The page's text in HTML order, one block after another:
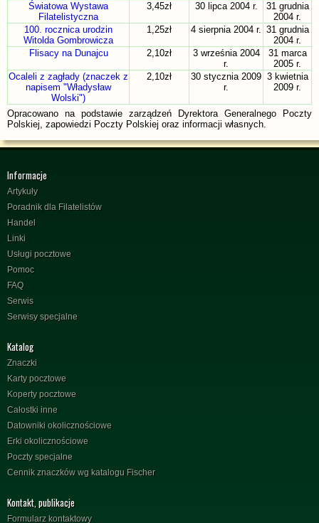
Światowa Wystawa
Filatelistyczna
3,45zł 30 lipca 2004 r.
31 grudnia
2004 r.
100. rocznica urodzin
Witolda Gombrowicza
1,25zł 4 sierpnia 2004 r. 31 grudnia
2004 r.
Flisacy na Dunajcu
2,10zł
3 września 2004
r.
31 marca
2005 r.
Ocaleli z zagłady (znaczek z
napisem "Władysław
Wolski")
2,10zł
30 stycznia 2009
r.
3 kwietnia
2009 r.
Opracowano na podstawie zarządzeń Dyrektora Generalnego Poczty
Polskiej, zapowiedzi Poczty Polskiej oraz informacji własnych.
Informacje
Artykuły
Poradnik dla Filatelistów
Handel
Linki
Usługi pocztowe
Pomoc
FAQ
Serwis
Serwisy specjalne
Katalog
Znaczki
Karty pocztowe
Koperty pocztowe
Całostki inne
Datowniki okolicznościowe
Erki okolicznościowe
Poczty specjalne
Cennik znaczków wg katalogu Fischer
Kontakt, publikacje
Formularz kontaktowy